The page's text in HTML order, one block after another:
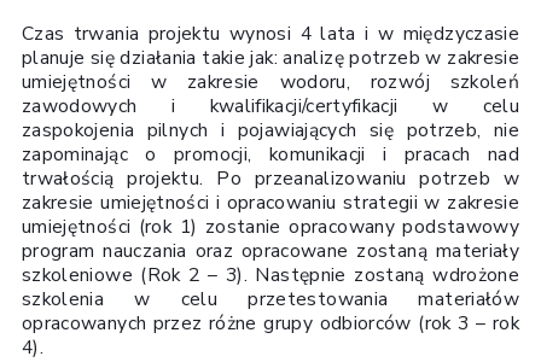
Czas trwania projektu wynosi 4 lata i w międzyczasie
planuje się działania takie jak: analizę potrzeb w zakresie
umiejętności w zakresie wodoru, rozwój szkoleń
zawodowych i kwalifikacji/certyfikacji w celu
zaspokojenia pilnych i pojawiających się potrzeb, nie
zapominając o promocji, komunikacji i pracach nad
trwałością projektu. Po przeanalizowaniu potrzeb w
zakresie umiejętności i opracowaniu strategii w zakresie
umiejętności (rok 1) zostanie opracowany podstawowy
program nauczania oraz opracowane zostaną materiały
szkoleniowe (Rok 2 – 3). Następnie zostaną wdrożone
szkolenia w celu przetestowania materiałów
opracowanych przez różne grupy odbiorców (rok 3 – rok
4).